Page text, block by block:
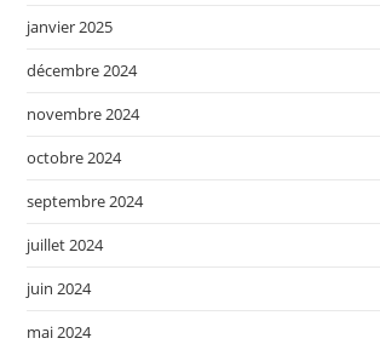
janvier 2025
décembre 2024
novembre 2024
octobre 2024
septembre 2024
juillet 2024
juin 2024
mai 2024